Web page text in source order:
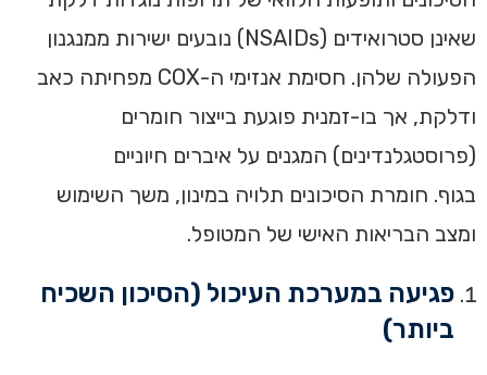
שאינן סטרואידים (NSAIDs) נובעים ישירות ממנגנון
הפעולה שלהן. חסימת אנזימי ה-COX מפחיתה כאב
ודלקת, אך בו-זמנית פוגעת בייצור חומרים
(פרוסטגלנדינים) המגנים על איברים חיוניים
בגוף. חומרת הסיכונים תלויה במינון, משך השימוש
ומצב הבריאות האישי של המטופל.
פגיעה במערכת העיכול (הסיכון השכיח
ביותר)